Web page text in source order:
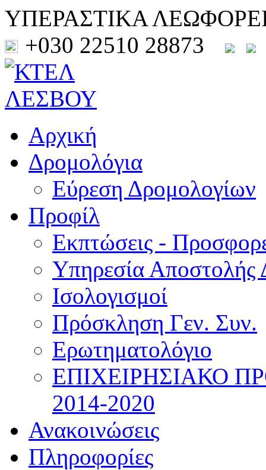
ΥΠΕΡΑΣΤΙΚΑ
+030 22510 28873
Αρχική
Δρομολόγια
Εύρεση Δρομολογίων
Προφίλ
Εκπτώσεις -
Υπηρεσία Αποστολής
Ισολογισμοί
Πρόσκληση Γεν. Συν.
Ερωτηματολόγιο
ΕΠΙΧΕΙΡΗΣΙΑΚΟ
2014-2020
Ανακοινώσεις
Πληροφορίες